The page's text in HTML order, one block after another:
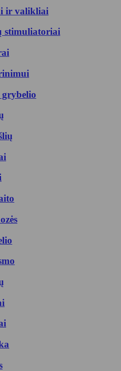
ir valikliai
stimuliatoriai